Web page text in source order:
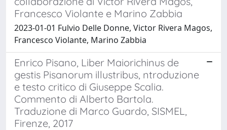
Francesco Violante e Marino Zabbia
2023-01-01 Fulvio Delle Donne, Victor Rivera Magos,
Francesco Violante, Marino Zabbia
Enrico Pisano, Liber Maiorichinus de
gestis Pisanorum illustribus, ntroduzione
e testo critico di Giuseppe Scalia.
Commento di Alberto Bartola.
Traduzione di Marco Guardo, SISMEL,
Firenze, 2017